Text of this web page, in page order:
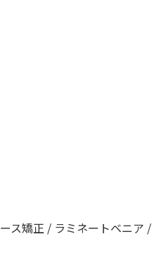
ス矯正 / ラミネートベニア /